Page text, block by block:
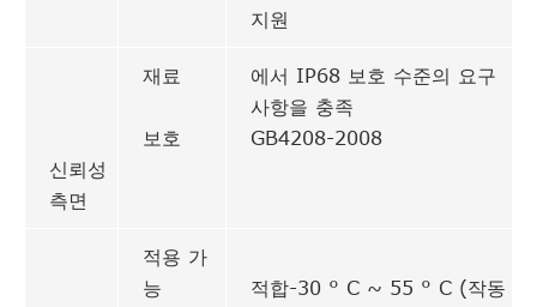
지원
신뢰성
측면
재료
보호
에서 IP68 보호 수준의 요구
사항을 충족
GB4208-2008
적용 가
능
적합-30 ° C ~ 55 ° C (작동